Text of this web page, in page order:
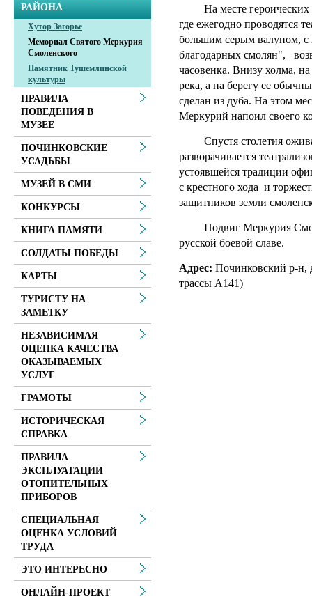
На месте героических
где ежегодно проводятся
большим серым валуном,
благодарных смолян",
часовенка. Внизу холма,
река, а на берегу ее
сделан из дуба. На этом
Меркурий напоил своего
Спустя столетия
разворачивается
устоявшейся традиции
с крестного хода и
защитников земли
Подвиг Меркурия
русской боевой славе.
Адрес: Починковский р-н,
трассы А141)
РАЙОНА
Хутор Загорье
Мемориал Святого Меркурия
Смоленского
Памятник Тушемлинской
культуры
ПРАВИЛА
ПОВЕДЕНИЯ В
МУЗЕЕ
ПОЧИНКОВСКИЕ
УСАДЬБЫ
МУЗЕЙ В СМИ
КОНКУРСЫ
КНИГА ПАМЯТИ
СОЛДАТЫ ПОБЕДЫ
КАРТЫ
ТУРИСТУ НА
ЗАМЕТКУ
НЕЗАВИСИМАЯ
ОЦЕНКА КАЧЕСТВА
ОКАЗЫВАЕМЫХ
УСЛУГ
ГРАМОТЫ
ИСТОРИЧЕСКАЯ
СПРАВКА
ПРАВИЛА
ЭКСПЛУАТАЦИИ
ОТОПИТЕЛЬНЫХ
ПРИБОРОВ
СПЕЦИАЛЬНАЯ
ОЦЕНКА УСЛОВИЙ
ТРУДА
ЭТО ИНТЕРЕСНО
ОНЛАЙН-ПРОЕКТ